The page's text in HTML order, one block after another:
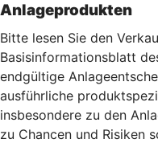
Anlageprodukten
Bitte lesen Sie den
Basisinformationsblatt
endgültige
ausführliche
insbesondere zu den
zu Chancen und Risiken